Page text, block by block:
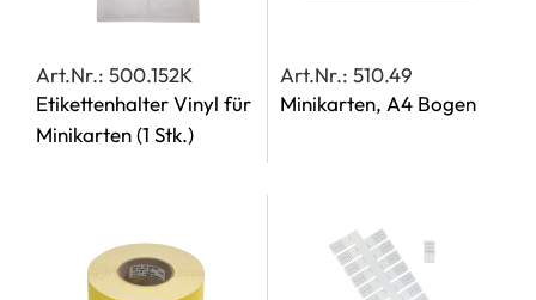
Art.Nr.: 500.152K
Etikettenhalter Vinyl für
Minikarten(1 Stk.)
Art.Nr.: 510.49
Minikarten, A4 Bogen